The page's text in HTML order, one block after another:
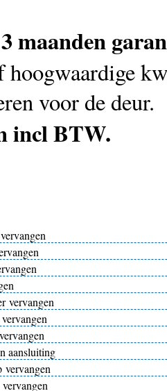
maanden
voor de deur.
incl BTW.
vervangen
aansluiting